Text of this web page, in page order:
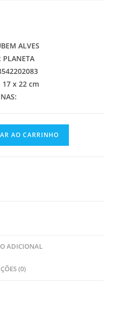
ALVES
PLANETA
17 x 22 cm
AO CARRINHO
ADICIONAL
(0)